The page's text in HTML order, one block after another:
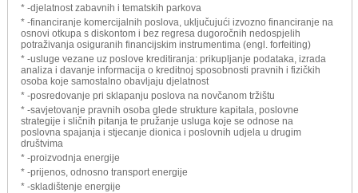
* -djelatnost zabavnih i tematskih parkova
* -financiranje komercijalnih poslova, uključujući izvozno financiranje na
osnovi otkupa s diskontom i bez regresa dugoročnih nedospjelih
potraživanja osiguranih financijskim instrumentima (engl. forfeiting)
* -usluge vezane uz poslove kreditiranja: prikupljanje podataka, izrada
analiza i davanje informacija o kreditnoj sposobnosti pravnih i fizičkih
osoba koje samostalno obavljaju djelatnost
* -posredovanje pri sklapanju poslova na novčanom tržištu
* -savjetovanje pravnih osoba glede strukture kapitala, poslovne
strategije i sličnih pitanja te pružanje usluga koje se odnose na
poslovna spajanja i stjecanje dionica i poslovnih udjela u drugim
društvima
* -proizvodnja energije
* -prijenos, odnosno transport energije
* -skladištenje energije